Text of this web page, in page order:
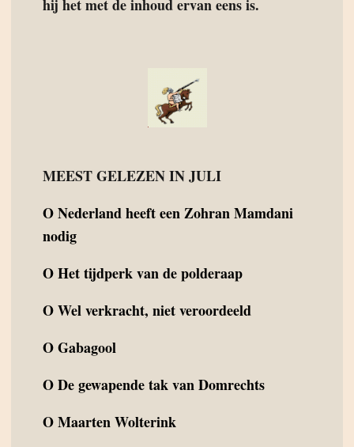
hij het met de inhoud ervan eens is.
MEEST GELEZEN IN JULI
ONederland heeft een Zohran Mamdani
nodig
OHet tijdperk van de polderaap
OWel verkracht, niet veroordeeld
OGabagool
ODe gewapende tak van Domrechts
OMaarten Wolterink